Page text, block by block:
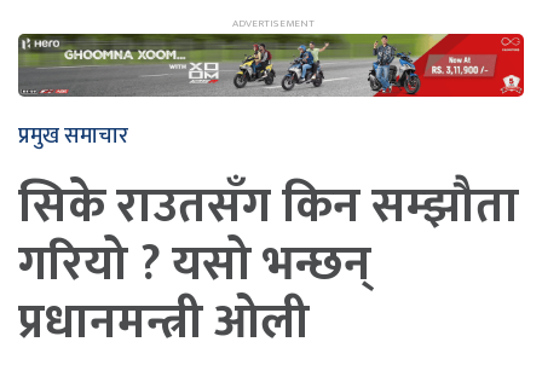
प्रमुख समाचार
सिके राउतसँग किन सम्झौता
गरियो ? यसो भन्छन्
प्रधानमन्त्री ओली